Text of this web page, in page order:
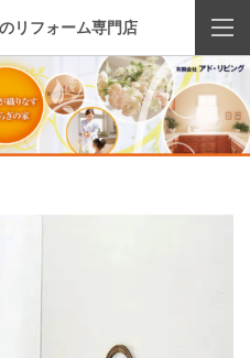
リフォーム専門店